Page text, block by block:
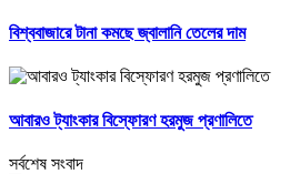
বিশ্ববাজারে টানা কমছে জ্বালানি তেলের দাম
আবারও ট্যাংকার বিস্ফোরণ হরমুজ প্রণালিতে
সর্বশেষ সংবাদ